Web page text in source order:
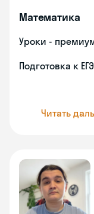
Математика
Уроки -
Подготовка к
Читать